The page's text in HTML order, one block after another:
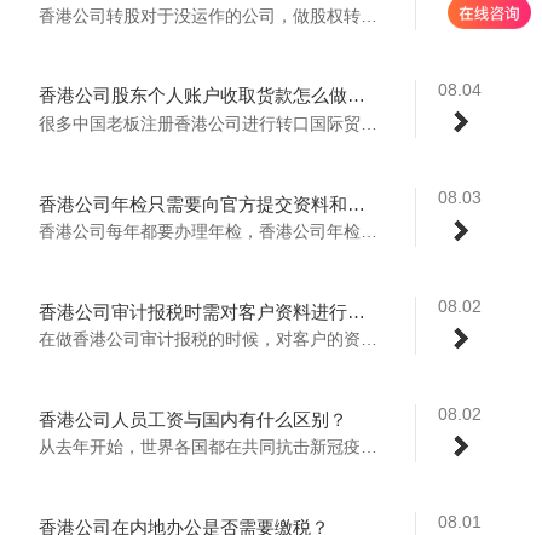
香港公司转股对于没运作的公司，做股权转让...
08.04
香港公司股东个人账户收取货款怎么做账务处理？
08.03
香港公司年检只需要向官方提交资料和费用吗？
08.02
香港公司审计报税时需对客户资料进行严谨审核
08.02
香港公司人员工资与国内有什么区别？
从去年开始，世界各国都在共同抗击新冠疫情...
08.01
香港公司在内地办公是否需要缴税？